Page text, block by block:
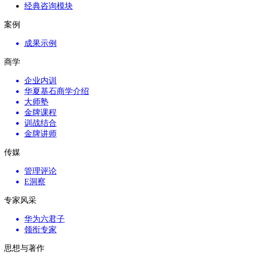
经典咨询模块
案例
成果示例
商学
企业内训
华夏基石商学介绍
大师塾
金牌课程
训战结合
金牌讲师
传媒
管理评论
E洞察
专家风采
华为六君子
领衔专家
思想与著作